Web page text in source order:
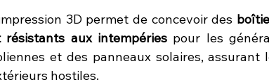
3D permet de concevoir des
résistants aux intempéries pour les
et des panneaux solaires, assurant
hostiles.